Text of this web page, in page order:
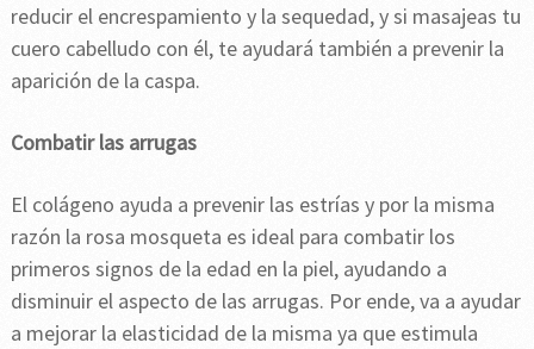
reducir el encrespamiento y la sequedad, y si masajeas tu
cuero cabelludo con él, te ayudará también a prevenir la
aparición de la caspa.
Combatir las arrugas
El colágeno ayuda a prevenir las estrías y por la misma
razón la rosa mosqueta es ideal para combatir los
primeros signos de la edad en la piel, ayudando a
disminuir el aspecto de las arrugas. Por ende, va a ayudar
a mejorar la elasticidad de la misma ya que estimula